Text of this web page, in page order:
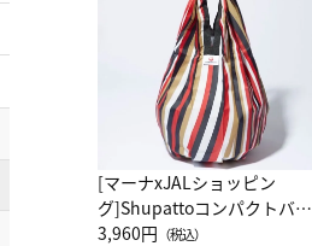
[マーナxJALショッピン
グ]Shupattoコンパクトバッ
グ Drop JAL客室乗務員
3,960円 （税込）